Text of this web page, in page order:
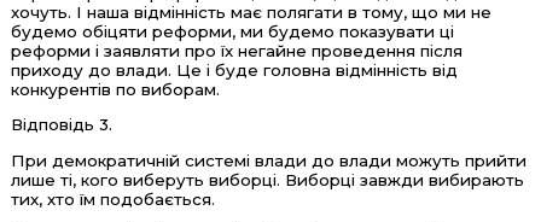
хочуть. І наша відмінність має полягати в тому, що ми не
будемо обіцяти реформи, ми будемо показувати ці
реформи і заявляти про їх негайне проведення після
приходу до влади. Це і буде головна відмінність від
конкурентів по виборам.
Відповідь 3.
При демократичній системі влади до влади можуть прийти
лише ті, кого виберуть виборці. Виборці завжди вибирають
тих, хто їм подобається.